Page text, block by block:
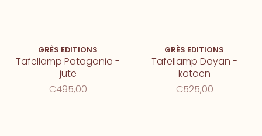
GRÈS EDITIONS
Tafellamp Patagonia -
jute
€495,00
GRÈS EDITIONS
Tafellamp Dayan -
katoen
€525,00